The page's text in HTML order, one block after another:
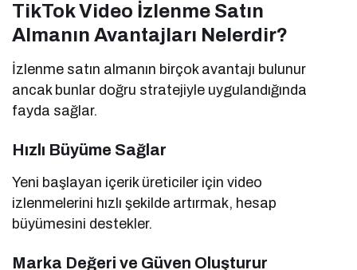
TikTok Video İzlenme Satın
Almanın Avantajları Nelerdir?
İzlenme satın almanın birçok avantajı bulunur
ancak bunlar doğru stratejiyle uygulandığında
fayda sağlar.
Hızlı Büyüme Sağlar
Yeni başlayan içerik üreticiler için video
izlenmelerini hızlı şekilde artırmak, hesap
büyümesini destekler.
Marka Değeri ve Güven Oluşturur